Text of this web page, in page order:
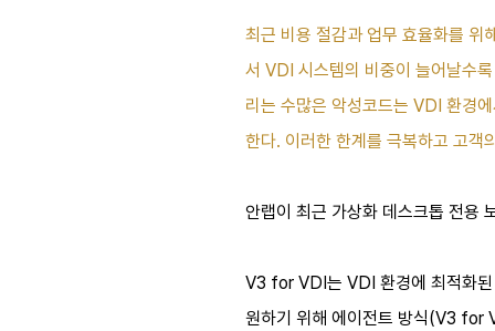
최근 비용 절감과 업무 효율화를
서 VDI 시스템의 비중이 늘어날수
리는 수많은 악성코드는 VDI 환경
한다. 이러한 한계를 극복하고 고객
안랩이 최근 가상화 데스크톱 전
V3 for VDI는 VDI 환경에 최적화된
원하기 위해 에이전트 방식(V3